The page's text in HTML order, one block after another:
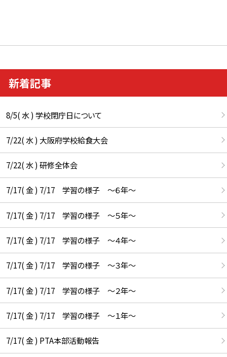
新着記事
8/5( 水 ) 学校閉庁日について
7/22( 水 ) 大阪府学校給食大会
7/22( 水 ) 研修全体会
7/17( 金 ) 7/17 学習の様子 ～６年～
7/17( 金 ) 7/17 学習の様子 ～５年～
7/17( 金 ) 7/17 学習の様子 ～４年～
7/17( 金 ) 7/17 学習の様子 ～３年～
7/17( 金 ) 7/17 学習の様子 ～２年～
7/17( 金 ) 7/17 学習の様子 ～１年～
7/17( 金 ) PTA本部活動報告